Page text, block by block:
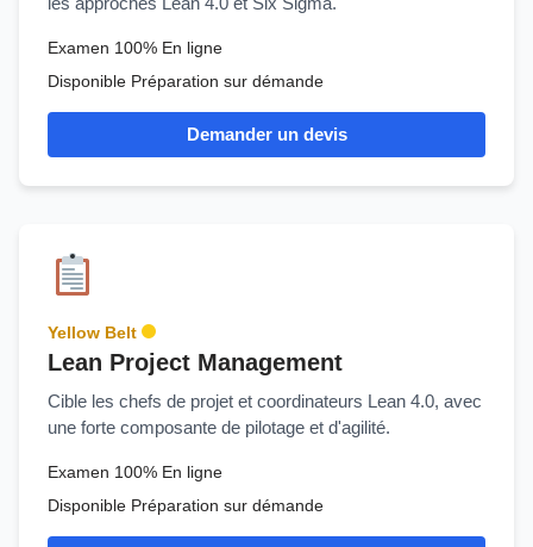
Examen 100% En ligne
Disponible Préparation sur démande
Demander un devis
Yellow Belt
Lean Project Management
Cible les chefs de projet et coordinateurs Lean 4.0, avec
une forte composante de pilotage et d'agilité.
Examen 100% En ligne
Disponible Préparation sur démande